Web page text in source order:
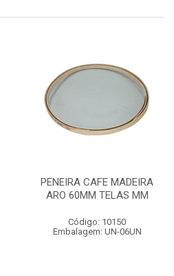
PENEIRA CAFE MADEIRA
ARO 60MM TELAS MM
Código: 10150
Embalagem: UN-06UN